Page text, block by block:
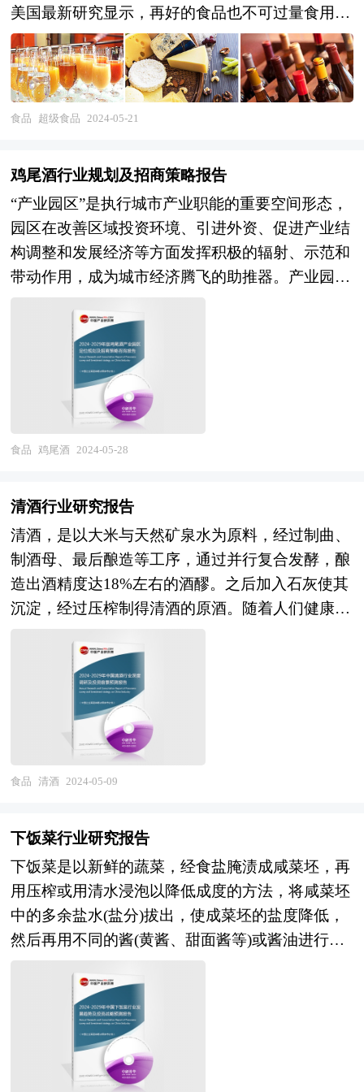
美国最新研究显示，再好的食品也不可过量食用，
否则会对健康产生不利影响。它们主要与世界各地
的农民、农场建立合作伙伴关系，通过优化原料采
购过程，从而促进超级食品市场增长。 食品巨头
热衷于加入超级食品热潮的原因，无疑是看好后者
注。雀巢2018年收购超级食品公司Terrafertil多数股
权，后者是全球最大的黄金莓（GoldenBerries）生
产商，黄金莓是最热门的超级食品之一，2020年与
日本美容和健康食品生产商FanclCorp（芳珂）达
成合作，开拓超级食品市场。由于以德法意为代表
市场。首先，应推动超级食品升级，提升中国产品
在欧盟国家的竞争力，逐步取得竞争优势；其次，
依托一带一路大背景下的中欧合作，进一步完善交
通基础设施、贸易标准协同、超级食品认定等工
作，推动中国超级食品走向欧盟。 消费者也越来
越多关注具有研究支持的东方药草成分，如姜黄、
和抗衰老的作用，目前已经被应用到咖啡、茶、巧
克力以及爆米花等各种食品中。早在人类文明社会
诞生之前，土壤和植物就存在于地表之上。人类意
识到了植物的生长作息规律后，逐渐掌握了植物的
种植技术，未来的种子深埋在过去，土壤是植物生
土栽培栽培在全世界范围内进行着推广和应用，可
我们需要知道无土栽培的核心技术在于使用人工合
成的营养液来替代土壤中的矿物营养元素，现在还
不能完全做到取代土壤的作用，本质上更接近于工
业量产化的生产概念。 本报告由中研普华的资深
专家和研究人员通过长期周密的市场调研，参考国
外专业研究机构提供的大量权威资料，并对多位业
内资深专家进行深入访谈的基础上，通过与国际同
步的市场研究工具、理论和模型撰写而成。全面而
准确地为您从行业的整体高度来架构分析体系。让
您全面、准确地把握整个超级食品行业的市场走向
和发展趋势。 本报告专业！权威！报告根据超级
食品行业的发展轨迹及多年的实践经验，对中国超
级食品行业的内外部环境、行业发展现状、产业链
发展状况、市场供需、竞争格局、标杆企业、发展
趋势、机会风险、发展策略与投资建议等进行了分
析，并重点分析了我国超级食品行业将面临的机遇
食品 超级食品 2024-05-21
鸡尾酒行业规划及招商策略报告
“产业园区”是执行城市产业职能的重要空间形态，
园区在改善区域投资环境、引进外资、促进产业结
构调整和发展经济等方面发挥积极的辐射、示范和
带动作用，成为城市经济腾飞的助推器。产业园区
是区域经济发展、产业调整和升级的重要空间聚集
形式，担负着聚集创新资源、培育新兴产业、推动
城市化建设等一系列的重要使命。园区的具体形式
多种多样，主要包括高新区、开发区、科技园、工
业区、产业基地、特色产业园等以及近来各地陆续
提出的产业新城、科技新城等。 产业园区作为产
业集群的要载体和组成部分，现在园区经济效应已
例表明，产业园区能够有效地创造聚集力，通过共
展，从而有效地推动产业集群的形成。产业园区所
具有的性质和特征决定了产业集群最终方向，形成
产业园区和产业集群的良性互动，是区域经济增长
的重要途径。在产业集群的指导下，推进产业园区
建设，不仅是当前发展产业集群的需要，更是加快
新型工业化进程的必然选择。 在区域竞争日趋激
烈的今天，产业集群已成为提高区域竞争力的重要
途径。世界各地包括我国各地的进程中，都把培育
和发展产业集群当作政府推进的一项非常重要的工
作。当前，国内理论界已形成普遍的认识，认为园
区是形成地方产业集群的主要载体。产业集群在空
集中，因而，产业集群形成和产业集群效应得到发
挥的第一条件是产业在地理上的聚集性。产业园区
是政府划出一块区域，通过优化经济发展的软环境
和硬环境，制定一系列优惠政策，吸引和鼓励大量
企业进驻和发展，这为形成产业集群和发挥产业集
群效应准备了条件。 要使包括成本优势、市场优
势、创新优势、扩张优势等方面内容在内的产业集
群效应得以有效发挥，除了企业在地理上的集中
外，还必须具备一些条件，例如，形成产业配套，
产业之间有着密切的物质和技术联系；企业间信息
交流渠道畅通，交流手段和途径众多，企业间形成
食品 鸡尾酒 2024-05-28
清酒行业研究报告
清酒，是以大米与天然矿泉水为原料，经过制曲、
制酒母、最后酿造等工序，通过并行复合发酵，酿
造出酒精度达18%左右的酒醪。之后加入石灰使其
沉淀，经过压榨制得清酒的原酒。随着人们健康意
识的增强，人们不仅仅满足酒精过瘾的低层次消
费，而转向饮用具有一定营养价值的酒品。清酒以
其清爽的口感和良好的保健功效，如缓解心理压
力、美白肌肤、减肥瘦身、防衰老、预防癌症和高
血压、改善更年期综合症、治理骨质疏松等，未来
将受到更多80、90、00后群体喜爱，中国清酒消费
需求将不断增长，市场规模将会持续增长，将会给
瞻性和适时性。报告根据清酒行业的发展轨迹及多
析与预测，是清酒行业企业、科研单位、销售企
业、投资企业准确了解行业当前最新发展动态，把
握市场机会，做出正确经营决策和明确企业发展方
向不可多得的精品，也是业内第一份对行业上下游
产业链以及行业重点企业进行全面系统分析的重量
级报告。 对于清酒生产行业而言，清酒作为连接
上下游的核心，上游为粮食种植行业，下游是果酒
经销商以及消费者，对于客户及供应商来说至关重
要。因此，在这种形势下，国内的一些大型清酒企
食品 清酒 2024-05-09
下饭菜行业研究报告
下饭菜是以新鲜的蔬菜，经食盐腌渍成咸菜坯，再
用压榨或用清水浸泡以降低成度的方法，将咸菜坯
中的多余盐水(盐分)拔出，使成菜坯的盐度降低，
然后再用不同的酱(黄酱、甜面酱等)或酱油进行酱
制，使酱中的糖分、氨基酸、芳香气等渗入到咸菜
坯中，成为味道鲜美、营养丰富、开胃增食、容易
保存的下饭菜。行业增长主要动力仍然来自包装产
品对非包装产品替代后导致的销量提升，以及产品
结构升级带来的产品均价提升。目前市场上仍然存
在一定的散装下饭菜以及家庭手工腌制酱腌菜，但